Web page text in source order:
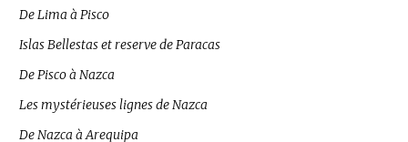
De Lima à Pisco
Islas Bellestas et reserve de Paracas
De Pisco à Nazca
Les mystérieuses lignes de Nazca
De Nazca à Arequipa